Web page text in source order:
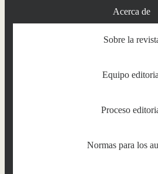
Acerca de
Sobre la
Equipo
Proceso
Normas para los